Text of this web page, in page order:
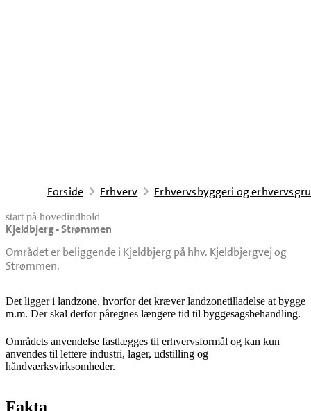
Forside Erhverv Erhvervsbyggeri og
start på hovedindhold
Kjeldbjerg - Strømmen
Området er beliggende i Kjeldbjerg på hhv. Kjeldbjergvej og
Strømmen.
senest opdateret 5. maj 2026
Det ligger i landzone, hvorfor det kræver landzonetilladelse at bygge
m.m. Der skal derfor påregnes længere tid til byggesagsbehandling.
Områdets anvendelse fastlægges til erhvervsformål og kan kun
anvendes til lettere industri, lager, udstilling og
håndværksvirksomheder.
Fakta